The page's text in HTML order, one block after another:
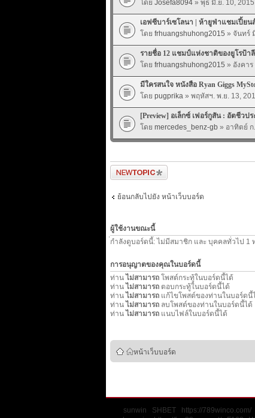
โดย Josefa8094» พุธ มิ.ย. 10, 2015
เอฟซีบาร์เซโลนา | ห้ายูฟ่าแชมเปี้ยน
โดย frhuangshuhong2015 » จันทร์
รายชื่อ 12 แชมป์แห่งชาติของยูโรป้า
โดย frhuangshuhong2015 » อังคาร
มีใครสนใจ หนังสือ Ryan Giggs
โดย pugprika» พฤหัสฯ. พ.ย. 13,
[Preview] อเล็กซ์ เฟอร์กูสัน : อัตชีวป
โดย mercedes_benz-gb » อาทิตย์ ก
ตั้งกระทู้ใหม่
ย้อนกลับไปยัง หน้าเว็บบอร์ด
ผู้ใช้งานขณะนี้
กำลังดูบอร์ดนี้: ไม่มีสมาชิก และ บุคคลทั่วไป 1
การอนุญาตของคุณในบอร์ดนี้
ท่าน ไม่สามารถโพสต์กระทู้ในบอร์ดนี้ได้
ท่าน ไม่สามารถตอบกระทู้ในบอร์ดนี้ได้
ท่าน ไม่สามารถแก้ไขโพสต์ของท่านในบอร์ดนี้
ท่าน ไม่สามารถลบโพสต์ของท่านในบอร์ดนี้ได้
ท่าน ไม่สามารถแนบไฟล์ในบอร์ดนี้ได้
หน้าเว็บบอร์ด
sunwin SHBET https://789winco.com/